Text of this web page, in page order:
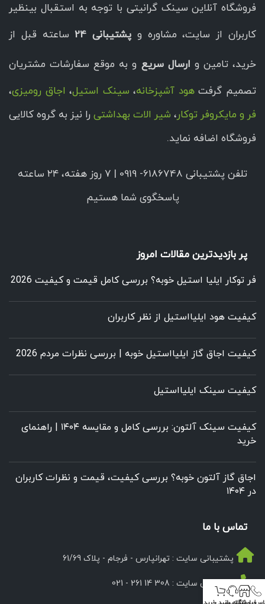
فروشگاه آنلاین سینک گرانیتی با توجه به استقبال بینظیر
کاربران از سایت، مشاوره و پشتیبانی 24 ساعته قبل از
خرید، تامین و ارسال سریع و به موقع سفارشات مشتریان
تصمیم گرفتهود آشپزخانه، سینک استیل، اجاق رومیزی،
فر و مایکروفر توکار، شیر الات بهداشتی را نیز به گروه کالایی
فروشگاه اضافه نماید.
تلفن پشتیبانی 6186748- 0919 | ۷ روز هفته، ۲۴ ساعته
پاسخگوی شما هستیم
پر بازدیدترین مقالات امروز
فر توکار ایلیا استیل خوبه؟ بررسی کامل قیمت و کیفیت 2026
کیفیت هود ایلیااستیل از نظر کاربران
کیفیت اجاق گاز ایلیااستیل خوبه | بررسی نظرات مردم 2026
کیفیت سینک ایلیااستیل
کیفیت سینک آلتون: بررسی کامل و مقایسه ۱۴۰۴ | راهنمای
خرید
اجاق گاز آلتون خوبه؟ بررسی کیفیت، قیمت و نظرات کاربران
در ۱۴۰۴
تماس با ما
پشتیبانی سایت : تهرانپارس - فرجام - پلاک 61/69
پشتیبانی سایت : 308 14 261 - 021